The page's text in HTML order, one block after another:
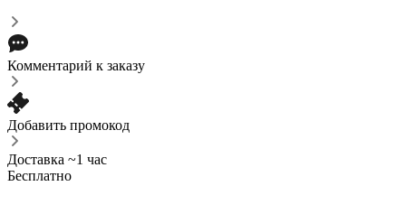
Комментарий к заказу
Добавить промокод
Доставка ~1 час
Бесплатно